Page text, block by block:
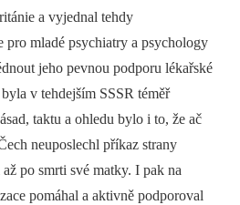
a vyjednal tehdy
pro mladé psychiatry a psychology
jeho pevnou podporu lékařské
v tehdejším SSSR téměř
taktu a ohledu bylo i to, že ač
neuposlechl příkaz strany
po smrti své matky. I pak na
pomáhal a aktivně podporoval